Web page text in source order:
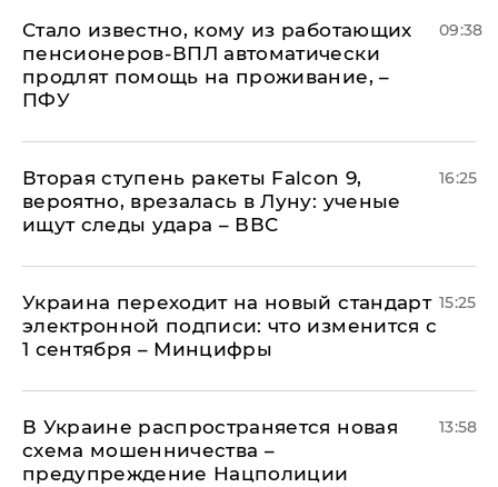
Стало известно, кому из работающих
пенсионеров-ВПЛ автоматически
продлят помощь на проживание, –
ПФУ
09:38
Вторая ступень ракеты Falcon 9,
вероятно, врезалась в Луну: ученые
ищут следы удара – ВВС
16:25
Украина переходит на новый стандарт
электронной подписи: что изменится с
1 сентября – Минцифры
15:25
В Украине распространяется новая
схема мошенничества –
предупреждение Нацполиции
13:58